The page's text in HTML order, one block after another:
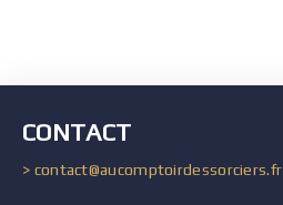
CONTACT
> contact@aucomptoirdessorciers.fr